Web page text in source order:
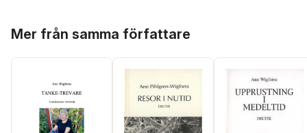
Mer från samma författare